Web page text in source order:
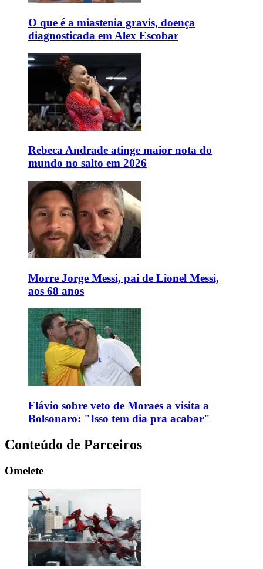
O que é a miastenia gravis, doença
diagnosticada em Alex Escobar
Rebeca Andrade atinge maior nota do
mundo no salto em 2026
Morre Jorge Messi, pai de Lionel Messi,
aos 68 anos
Flávio sobre veto de Moraes a visita a
Bolsonaro: "Isso tem dia pra acabar"
Conteúdo de Parceiros
Omelete